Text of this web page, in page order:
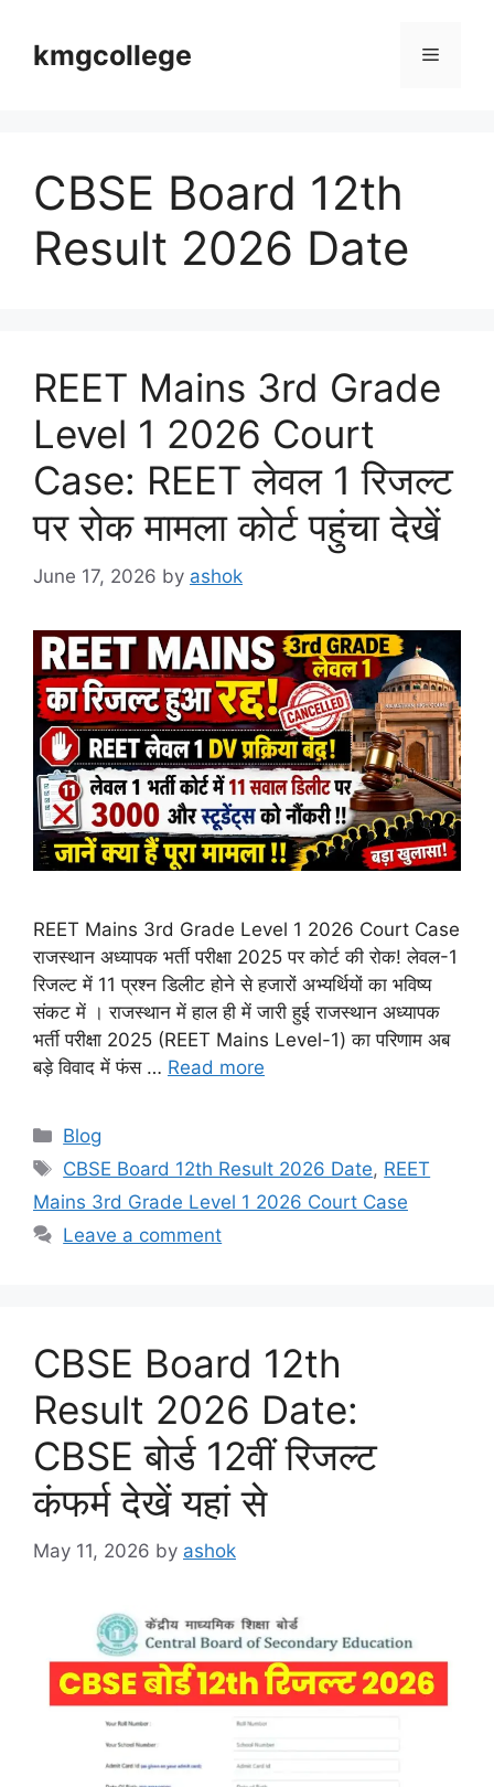
contentkmgcollege Menu
CBSE Board 12th
Result 2026 Date
REET Mains 3rd Grade
Level 1 2026 Court
Case: REET लेवल 1 रिजल्ट
पर रोक मामला कोर्ट पहुंचा देखें
June 17, 2026 by ashok
REET Mains 3rd Grade Level 1 2026 Court Case
राजस्थान अध्यापक भर्ती परीक्षा 2025 पर कोर्ट की रोक! लेवल-1
रिजल्ट में 11 प्रश्न डिलीट होने से हजारों अभ्यर्थियों का भविष्य
संकट में । राजस्थान में हाल ही में जारी हुई राजस्थान अध्यापक
भर्ती परीक्षा 2025 (REET Mains Level-1) का परिणाम अब
बड़े विवाद में फंस … Read more
Categories
Blog
Tags
CBSE Board 12th Result 2026 Date, REET
Mains 3rd Grade Level 1 2026 Court Case
Leave a comment
CBSE Board 12th
Result 2026 Date:
CBSE बोर्ड 12वीं रिजल्ट
कंफर्म देखें यहां से
May 11, 2026 by ashok